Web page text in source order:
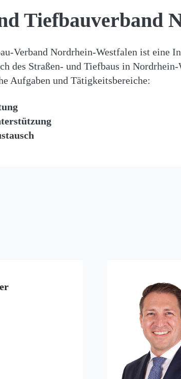
Tiefbauverband
Verband Nordrhein-Westfalen ist eine
des Straßen- und Tiefbaus in
Aufgaben und Tätigkeitsbereiche: